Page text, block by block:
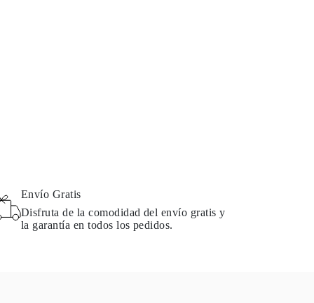
Envío Gratis
Disfruta de la comodidad del envío gratis y
la garantía en todos los pedidos.